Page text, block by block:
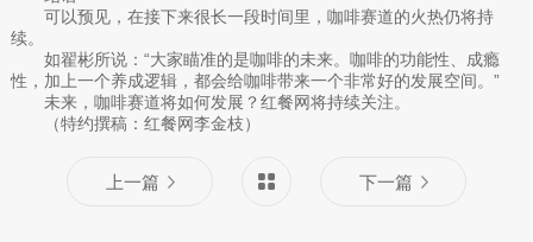
可以预见，在接下来很长一段时间里，咖啡赛道的火热仍将持
续。
如翟彬所说：“大家瞄准的是咖啡的未来。咖啡的功能性、成瘾
性，加上一个养成逻辑，都会给咖啡带来一个非常好的发展空间。”
未来，咖啡赛道将如何发展？红餐网将持续关注。
（特约撰稿：红餐网李金枝）
上一篇 下一篇